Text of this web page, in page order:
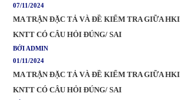
07/11/2024
MA TRẬN ĐẶC TẢ VÀ ĐỀ KIỂM TRA GIỮA HKI
KNTT CÓ CÂU HỎI ĐÚNG/ SAI
BỞI ADMIN
01/11/2024
MA TRẬN ĐẶC TẢ VÀ ĐỀ KIỂM TRA GIỮA HKI
KNTT CÓ CÂU HỎI ĐÚNG/ SAI